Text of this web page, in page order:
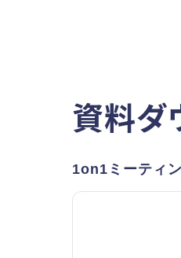
資料ダ
1on1ミーティ